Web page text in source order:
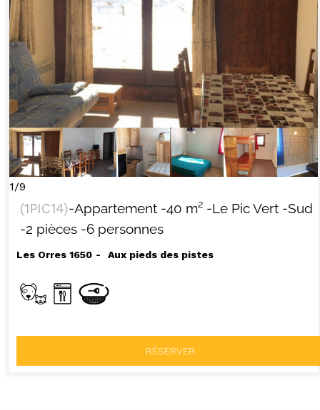
1/9
(1PIC14)-Appartement -40 m² -Le Pic Vert -Sud
-2 pièces -6 personnes
Les Orres 1650 Aux pieds des pistes
RÉSERVER